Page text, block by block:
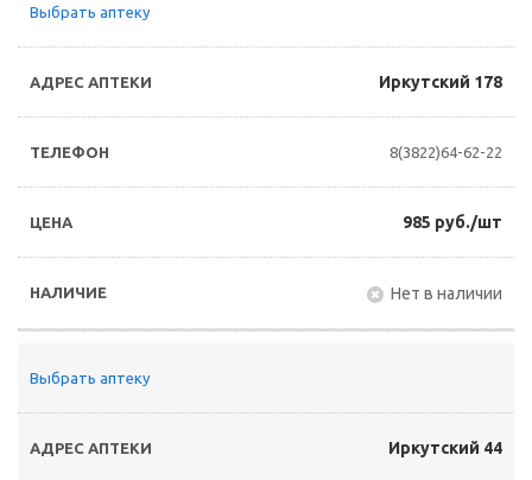
Выбрать аптеку
Иркутский 178
8(3822)64-62-22
985 руб./шт
Нет в наличии
Выбрать аптеку
Иркутский 44